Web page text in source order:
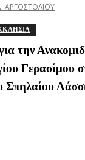
ΑΡΓΟΣΤΟΛΙΟΥ
την
Γερασίμου
Σπηλαίου